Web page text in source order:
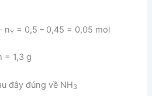
nY = 0,5 – 0,45 = 0,05 mol
= 1,3 g
đây đúng về NH3